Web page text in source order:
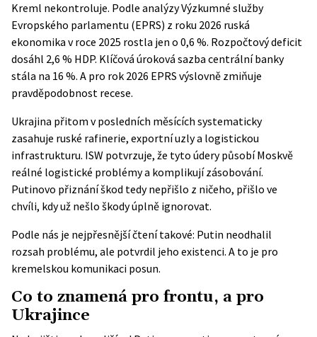
Kreml nekontroluje. Podle analýzy Výzkumné služby
Evropského parlamentu (EPRS) z roku 2026 ruská
ekonomika v roce 2025 rostla jen o 0,6 %. Rozpočtový deficit
dosáhl 2,6 % HDP. Klíčová úroková sazba centrální banky
stála na 16 %. A pro rok 2026 EPRS výslovně zmiňuje
pravděpodobnost recese.
Ukrajina přitom v posledních měsících systematicky
zasahuje ruské rafinerie, exportní uzly a logistickou
infrastrukturu. ISW potvrzuje, že tyto údery působí Moskvě
reálné logistické problémy a komplikují zásobování.
Putinovo přiznání škod tedy nepřišlo z ničeho, přišlo ve
chvíli, kdy už nešlo škody úplně ignorovat.
Podle nás je nejpřesnější čtení takové: Putin neodhalil
rozsah problému, ale potvrdil jeho existenci. A to je pro
kremelskou komunikaci posun.
Co to znamená pro frontu, a pro
Ukrajince